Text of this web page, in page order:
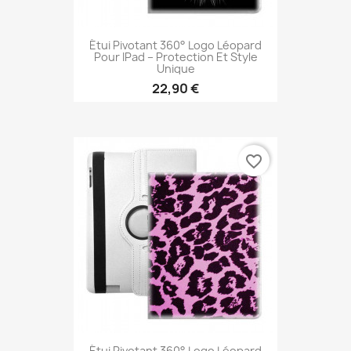
Étui Pivotant 360° Logo Léopard
Pour IPad – Protection Et Style
Unique
22,90 €
favorite_border